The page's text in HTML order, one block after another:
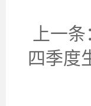
上一条
四季度